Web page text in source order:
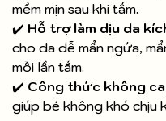
mềm mịn sau khi tắm.
✔️ Hỗ trợ làm dịu da
cho da dễ mẩn ngứa,
mỗi lần tắm.
✔️ Công thức không
giúp bé không khó chịu